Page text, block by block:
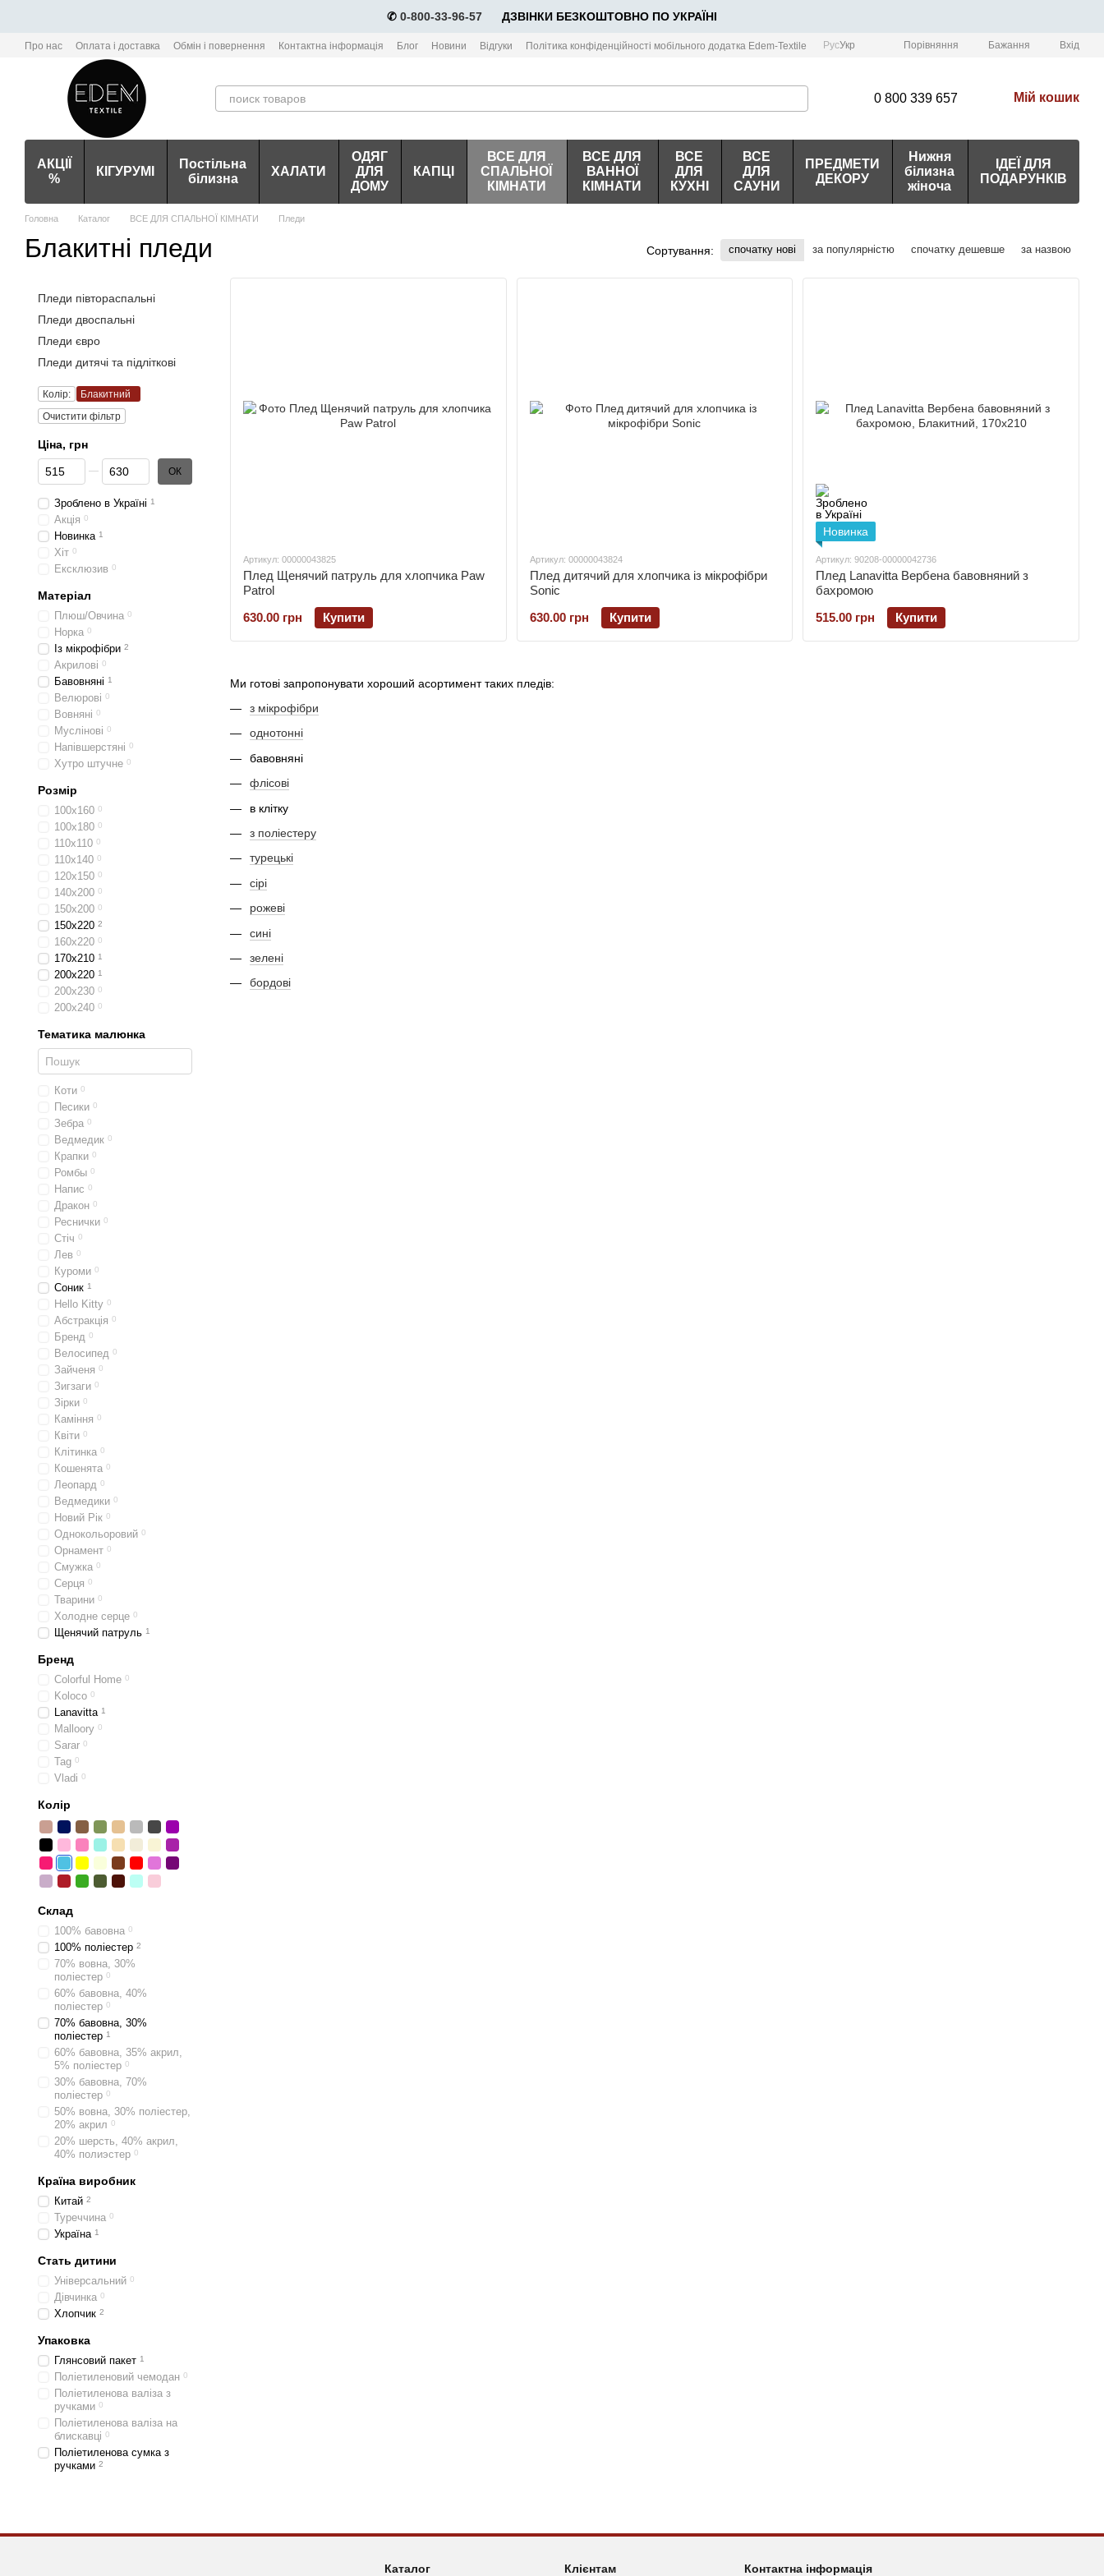
✆ 0-800-33-96-57 ⠀⠀ДЗВІНКИ БЕЗКОШТОВНО ПО УКРАЇНІ
Про нас Оплата і доставка Обмін і повернення Контактна інформація Блог Новини Відгуки Політика конфіденційності мобільного додатка Edem-Textile РусУкр Порівняння Бажання Вхід
0 800 339 657 Мій кошик
АКЦІЇ
%
КІГУРУМІ
Постільна
білизна
ХАЛАТИ
ОДЯГ
ДЛЯ
ДОМУ
КАПЦІ
ВСЕ ДЛЯ
СПАЛЬНОЇ
КІМНАТИ
ВСЕ ДЛЯ
ВАННОЇ
КІМНАТИ
ВСЕ
ДЛЯ
КУХНІ
ВСЕ
ДЛЯ
САУНИ
ПРЕДМЕТИ
ДЕКОРУ
Нижня
білизна
жіноча
ІДЕЇ ДЛЯ
ПОДАРУНКІВ
Головна Каталог ВСЕ ДЛЯ СПАЛЬНОЇ КІМНАТИ Пледи
Блакитні пледи Сортування: спочатку нові за популярністю спочатку дешевше за назвою
Ми готові запропонувати хороший асортимент таких пледів:
з мікрофібри
однотонні
бавовняні
флісові
в клітку
з поліестеру
турецькі
сірі
рожеві
сині
зелені
бордові
Артикул: 00000043825
Плед Щенячий патруль для хлопчика Paw
Patrol
630.00 грн
Купити
Артикул: 00000043824
Плед дитячий для хлопчика із мікрофібри
Sonic
630.00 грн
Купити
Новинка
Артикул: 90208-00000042736
Плед Lanavitta Вербена бавовняний з
бахромою
515.00 грн
Купити
Пледи півтораспальні
Пледи двоспальні
Пледи євро
Пледи дитячі та підліткові
Колір:
Блакитний
Очистити фільтр
Цiна, грн
Від Цiна, грн
До Цiна, грн ОК
Зроблено в Україні 1
Акція 0
Новинка 1
Хіт 0
Ексклюзив 0
Матеріал
Плюш/Овчина 0
Норка 0
Із мікрофібри 2
Акрилові 0
Бавовняні 1
Велюрові 0
Вовняні 0
Муслінові 0
Напівшерстяні 0
Хутро штучне 0
Розмір
100х160 0
100х180 0
110х110 0
110х140 0
120х150 0
140х200 0
150х200 0
150х220 2
160х220 0
170х210 1
200х220 1
200х230 0
200х240 0
Тематика малюнка
Коти 0
Песики 0
Зебра 0
Ведмедик 0
Крапки 0
Ромбы 0
Напис 0
Дракон 0
Реснички 0
Стіч 0
Лев 0
Куроми 0
Соник 1
Hello Kitty 0
Абстракція 0
Бренд 0
Велосипед 0
Зайченя 0
Зигзаги 0
Зірки 0
Каміння 0
Квіти 0
Клітинка 0
Кошенята 0
Леопард 0
Ведмедики 0
Новий Рік 0
Однокольоровий 0
Орнамент 0
Смужка 0
Серця 0
Тварини 0
Холодне серце 0
Щенячий патруль 1
Бренд
Colorful Home 0
Koloco 0
Lanavitta 1
Malloory 0
Sarar 0
Tag 0
Vladi 0
Колір
Склад
100% бавовна 0
100% поліестер 2
70% вовна, 30%
поліестер 0
60% бавовна, 40%
поліестер 0
70% бавовна, 30%
поліестер 1
60% бавовна, 35% акрил,
5% поліестер 0
30% бавовна, 70%
поліестер 0
50% вовна, 30% поліестер,
20% акрил 0
20% шерсть, 40% акрил,
40% полиэстер 0
Країна виробник
Китай 2
Туреччина 0
Україна 1
Стать дитини
Універсальний 0
Дівчинка 0
Хлопчик 2
Упаковка
Глянсовий пакет 1
Поліетиленовий чемодан 0
Поліетиленова валіза з
ручками 0
Поліетиленова валіза на
блискавці 0
Поліетиленова сумка з
ручками 2
Каталог Клієнтам Контактна інформація